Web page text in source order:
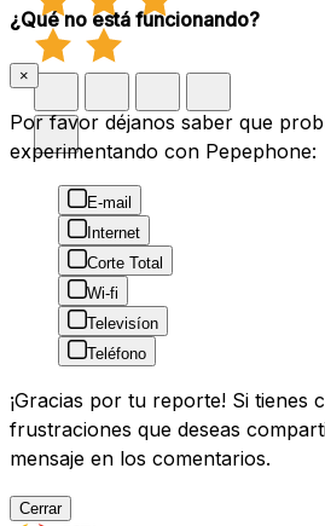
¿Qué no está funcionando?
×
Por favor déjanos saber que
experimentando con Pepephone:
E-mail
Internet
Corte Total
Wi-fi
Televisíon
Teléfono
¡Gracias por tu reporte! Si tienes
frustraciones que deseas
mensaje en los comentarios.
Cerrar